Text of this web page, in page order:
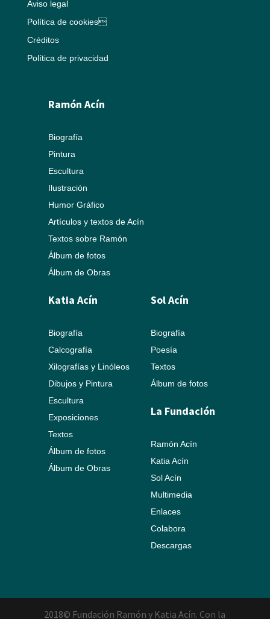
Aviso legal
Política de cookies
Créditos
Política de privacidad
Ramón Acín
Biografía
Pintura
Escultura
Ilustración
Humor Gráfico
Artículos y textos de Acín
Textos sobre Ramón
Álbum de fotos
Álbum de Obras
Katia Acín
Biografía
Calcografía
Xilografías y Linóleos
Dibujos y Pintura
Escultura
Exposiciones
Textos
Álbum de fotos
Álbum de Obras
Sol Acín
Biografía
Poesía
Textos
Álbum de fotos
La Fundación
Ramón Acín
Katia Acín
Sol Acín
Multimedia
Enlaces
Colabora
Descargas
2018© Fundación Ramón y Katia Acín. Con la